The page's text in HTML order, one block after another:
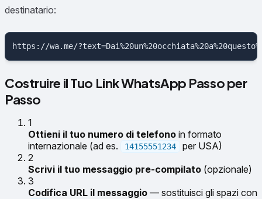
destinatario:
Costruire il Tuo Link WhatsApp Passo per
Passo
1
Ottieni il tuo numero di telefono in formato
internazionale (ad es.
14155551234
per USA)
2
Scrivi il tuo messaggio pre-compilato (opzionale)
3
Codifica URL il messaggio — sostituisci gli spazi con